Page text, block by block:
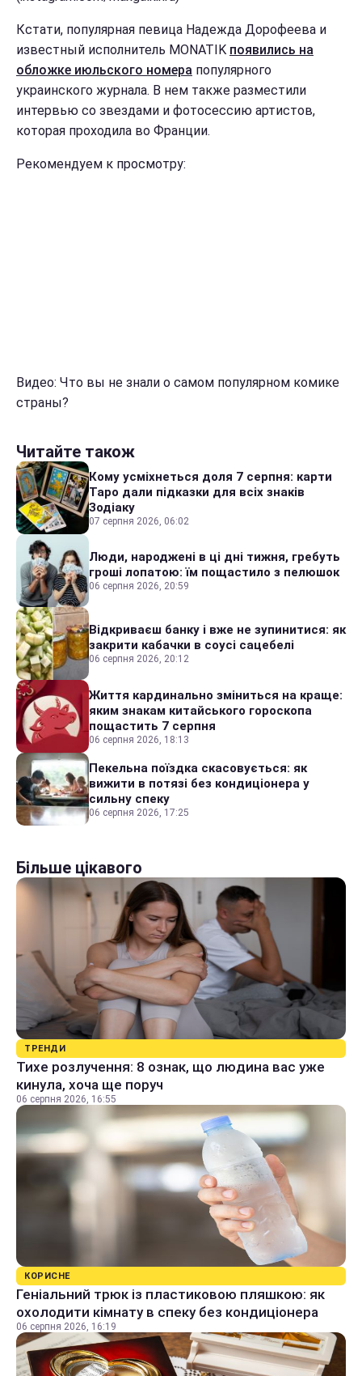
Кстати, популярная певица Надежда Дорофеева и
известный исполнитель MONATIK появились на
обложке июльского номера популярного
украинского журнала. В нем также разместили
интервью со звездами и фотосессию артистов,
которая проходила во Франции.
Рекомендуем к просмотру:
Видео: Что вы не знали о самом популярном комике
страны?
Читайте також
Кому усміхнеться доля 7 серпня: карти
Таро дали підказки для всіх знаків
Зодіаку
07 серпня 2026, 06:02
Люди, народжені в ці дні тижня, гребуть
гроші лопатою: їм пощастило з пелюшок
06 серпня 2026, 20:59
Відкриваєш банку і вже не зупинитися: як
закрити кабачки в соусі сацебелі
06 серпня 2026, 20:12
Життя кардинально зміниться на краще:
яким знакам китайського гороскопа
пощастить 7 серпня
06 серпня 2026, 18:13
Пекельна поїздка скасовується: як
вижити в потязі без кондиціонера у
сильну спеку
06 серпня 2026, 17:25
Більше цікавого
ТРЕНДИ
Тихе розлучення: 8 ознак, що людина вас уже
кинула, хоча ще поруч
06 серпня 2026, 16:55
КОРИСНЕ
Геніальний трюк із пластиковою пляшкою: як
охолодити кімнату в спеку без кондиціонера
06 серпня 2026, 16:19